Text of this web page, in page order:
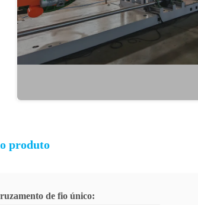
produto
de fio único: